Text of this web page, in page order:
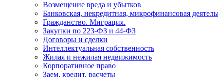
Возмещение вреда и убытков
Банковская, некредитная, микрофинансовая
Гражданство. Миграция.
Закупки по 223-ФЗ и 44-ФЗ
Договоры и сделки
Интеллектуальная собственность
Жилая и нежилая недвижимость
Корпоративное право
Заем, кредит, расчеты